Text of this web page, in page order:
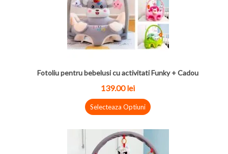
Fotoliu pentru bebelusi cu activitati Funky + Cadou
139.00 lei
Selecteaza Optiuni